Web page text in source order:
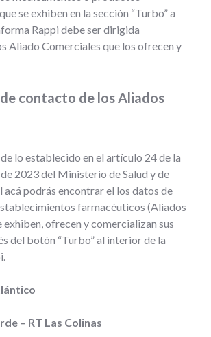
se exhiben en la sección “Turbo” a
Rappi debe ser dirigida
Aliado Comerciales que los ofrecen y
contacto de los Aliados
lo establecido en el artículo 24 de la
2023 del Ministerio de Salud y de
acá podrás encontrar el los datos de
farmacéuticos (Aliados
exhiben, ofrecen y comercializan sus
del botón “Turbo” al interior de la
– RT Las Colinas